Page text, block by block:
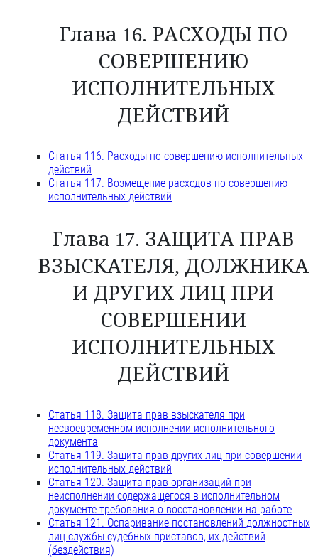
Глава 16. РАСХОДЫ ПО
СОВЕРШЕНИЮ
ИСПОЛНИТЕЛЬНЫХ
ДЕЙСТВИЙ
Статья 116. Расходы по совершению исполнительных
действий
Статья 117. Возмещение расходов по совершению
исполнительных действий
Глава 17. ЗАЩИТА ПРАВ
ВЗЫСКАТЕЛЯ, ДОЛЖНИКА
И ДРУГИХ ЛИЦ ПРИ
СОВЕРШЕНИИ
ИСПОЛНИТЕЛЬНЫХ
ДЕЙСТВИЙ
Статья 118. Защита прав взыскателя при
несвоевременном исполнении исполнительного
документа
Статья 119. Защита прав других лиц при совершении
исполнительных действий
Статья 120. Защита прав организаций при
неисполнении содержащегося в исполнительном
документе требования о восстановлении на работе
Статья 121. Оспаривание постановлений должностных
лиц службы судебных приставов, их действий
(бездействия)